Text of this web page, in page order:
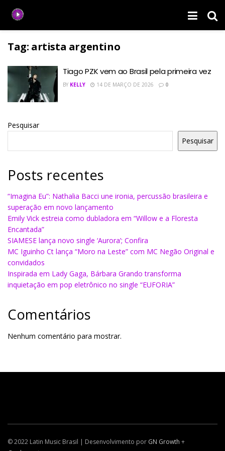
Tag: artista argentino
Tiago PZK vem ao Brasil pela primeira vez
BY KELLY 14 DE MARÇO DE 2026 0
Pesquisar
Pesquisar
Posts recentes
“Imagina Eu”: Nathalia Bacci une ironia, percussão brasileira e
superação em novo lançamento
Emily Vick estreia como dubladora em “Willow e a Floresta
Encantada”
SIAMESE lança novo single ‘Aurora’; Confira
MC Iguinho Ct lança “Moro na Leste” com MC Negão Original e
convidados
Inspirada em Lady Gaga, Bárbara Grando transforma
inquietação em pop eletrônico no single “EUFORIA”
Comentários
Nenhum comentário para mostrar.
© 2022 Latin Music Brasil | Desenvolvimento por GN Growth +